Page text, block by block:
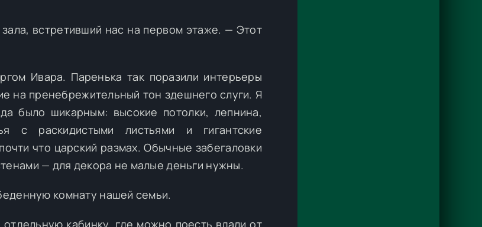
встретивший нас на первом этаже. — Этот
Ивара. Паренька так поразили интерьеры
на пренебрежительный тон здешнего слуги. Я
было шикарным: высокие потолки, лепнина,
с раскидистыми листьями и гигантские
что царский размах. Обычные забегаловки
— для декора не малые деньги нужны.
комнату нашей семьи.
кабинку, где можно поесть вдали от